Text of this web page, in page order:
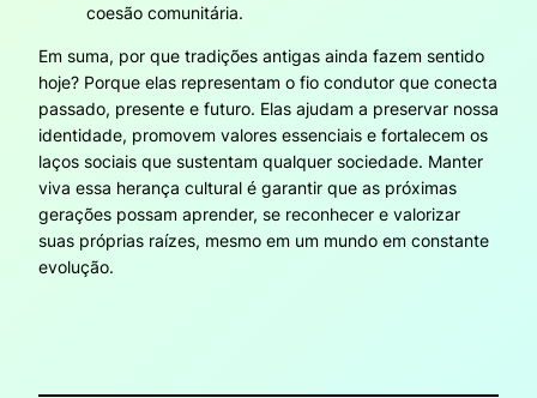
coesão comunitária.
Em suma, por que tradições antigas ainda fazem sentido
hoje? Porque elas representam o fio condutor que conecta
passado, presente e futuro. Elas ajudam a preservar nossa
identidade, promovem valores essenciais e fortalecem os
laços sociais que sustentam qualquer sociedade. Manter
viva essa herança cultural é garantir que as próximas
gerações possam aprender, se reconhecer e valorizar
suas próprias raízes, mesmo em um mundo em constante
evolução.